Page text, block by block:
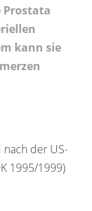
Prostata
kann sie
nach der US-
1995/1999)